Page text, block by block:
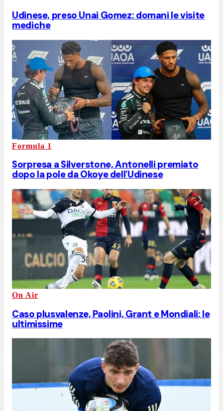
Udinese, preso Unai Gomez: domani le visite
mediche
Formula 1
Sorpresa a Silverstone, Antonelli premiato
dopo la pole da Okoye dell'Udinese
On Air
Caso plusvalenze, Paolini, Grant e Mondiali: le
ultimissime